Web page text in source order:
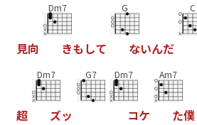
見向
Dm7
きもして
G
ないんだ
C
超
Dm7
ズッ
G7 Dm7
コケ
Am7
た僕